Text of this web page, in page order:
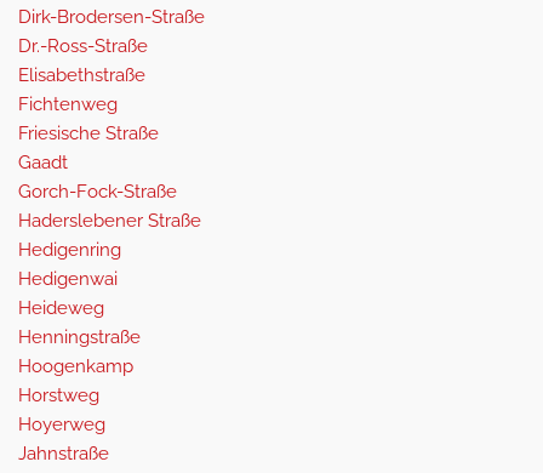
Dirk-Brodersen-Straße
Dr.-Ross-Straße
Elisabethstraße
Fichtenweg
Friesische Straße
Gaadt
Gorch-Fock-Straße
Haderslebener Straße
Hedigenring
Hedigenwai
Heideweg
Henningstraße
Hoogenkamp
Horstweg
Hoyerweg
Jahnstraße